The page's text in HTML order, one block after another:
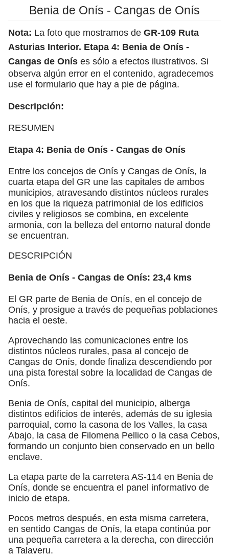
Benia de Onís - Cangas de Onís
Nota: La foto que mostramos de GR-109 Ruta
Asturias Interior. Etapa 4: Benia de Onís -
Cangas de Onís es sólo a efectos ilustrativos. Si
observa algún error en el contenido, agradecemos
use el formulario que hay a pie de página.
Descripción:
RESUMEN
Etapa 4: Benia de Onís - Cangas de Onís
Entre los concejos de Onís y Cangas de Onís, la
cuarta etapa del GR une las capitales de ambos
municipios, atravesando distintos núcleos rurales
en los que la riqueza patrimonial de los edificios
civiles y religiosos se combina, en excelente
armonía, con la belleza del entorno natural donde
se encuentran.
DESCRIPCIÓN
Benia de Onís - Cangas de Onís: 23,4 kms
El GR parte de Benia de Onís, en el concejo de
Onís, y prosigue a través de pequeñas poblaciones
hacia el oeste.
Aprovechando las comunicaciones entre los
distintos núcleos rurales, pasa al concejo de
Cangas de Onís, donde finaliza descendiendo por
una pista forestal sobre la localidad de Cangas de
Onís.
Benia de Onís, capital del municipio, alberga
distintos edificios de interés, además de su iglesia
parroquial, como la casona de los Valles, la casa
Abajo, la casa de Filomena Pellico o la casa Cebos,
formando un conjunto bien conservado en un bello
enclave.
La etapa parte de la carretera AS-114 en Benia de
Onís, donde se encuentra el panel informativo de
inicio de etapa.
Pocos metros después, en esta misma carretera,
en sentido Cangas de Onís, la etapa continúa por
una pequeña carretera a la derecha, con dirección
a Talaveru.